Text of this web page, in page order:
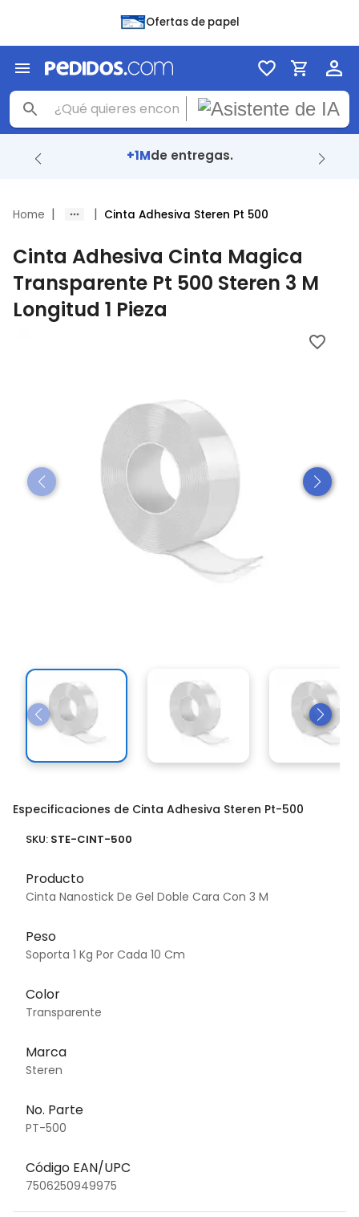
Ofertas de papel
+1Mde entregas.
Home | | Cinta Adhesiva Steren Pt 500
Cinta Adhesiva Cinta Magica
Transparente Pt 500 Steren 3 M
Longitud 1 Pieza
Especificaciones de Cinta Adhesiva Steren Pt-500
SKU: STE-CINT-500
Producto
Cinta Nanostick De Gel Doble Cara Con 3 M
Peso
Soporta 1 Kg Por Cada 10 Cm
Color
Transparente
Marca
Steren
No. Parte
PT-500
Código EAN/UPC
7506250949975